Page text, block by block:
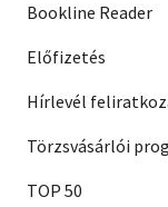
Bookline Reader
Előfizetés
Hírlevél
Törzsvásárlói
TOP 50